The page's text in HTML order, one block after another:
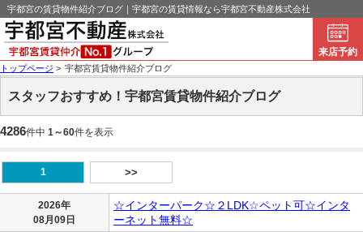
宇都宮の賃貸物件紹介ブログ｜宇都宮の賃貸情報なら宇都宮不動産株式会社
来店予約
トップページ > 宇都宮賃貸物件紹介ブログ
スタッフおすすめ！宇都宮賃貸物件紹介ブログ
4286件中 1～60件を表示
1 >>
2026年
08月09日
☆インターパーク☆２LDK☆ペット可☆インタ
ーネット無料☆